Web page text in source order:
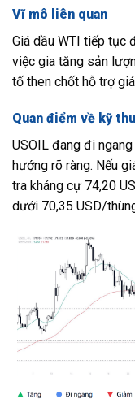
Vĩ mô liên quan
Giá dầu WTI tiếp tục
việc gia tăng sản
tố then chốt hỗ trợ
Quan điểm về kỹ
USOIL đang đi
hướng rõ ràng. Nếu
tra kháng cự 74,20
dưới 70,35 USD/